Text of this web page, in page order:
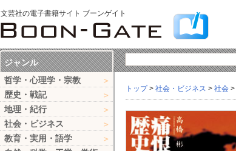
文芸社の電子書籍サイト ブーンゲイト
トップ> 社会・ビジネス > 社会 >
ジャンル
哲学・心理学・宗教
歴史・戦記
地理・紀行
社会・ビジネス
教育・実用・語学